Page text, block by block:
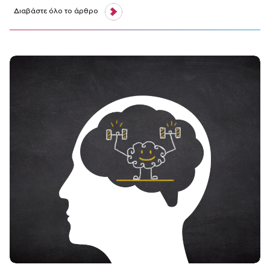
Διαβάστε όλο το άρθρο